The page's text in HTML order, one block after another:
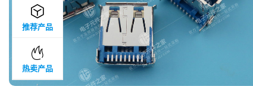

推荐产品

热卖产品